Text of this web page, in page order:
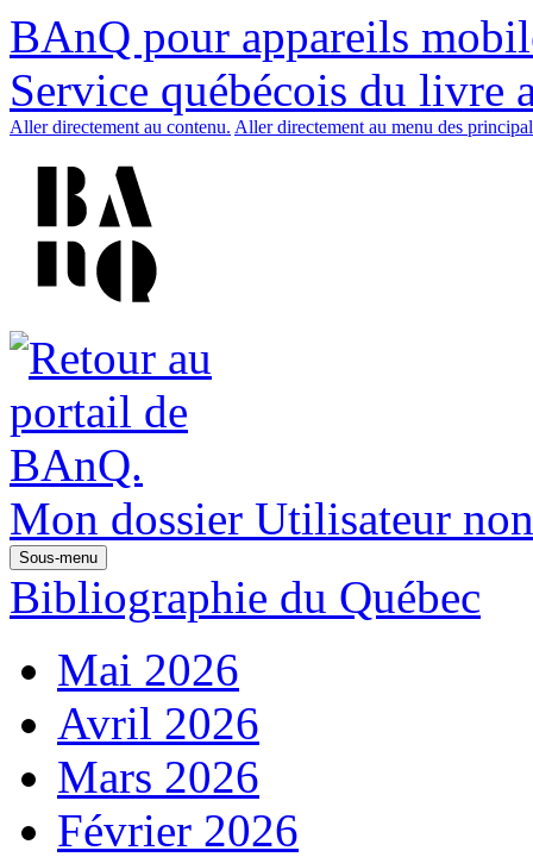
BAnQ pour appareils
Service québécois du livre
Aller directement au contenu. Aller directement au menu des
Mon dossier Utilisateur
Sous-menu
Bibliographie du Québec
Mai 2026
Avril 2026
Mars 2026
Février 2026